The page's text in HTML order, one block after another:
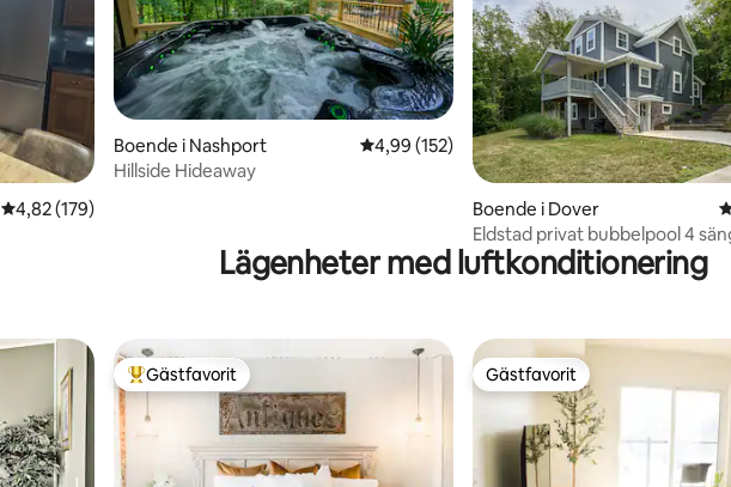
4,82 av 5 i genomsnittligt betyg, 179 omdömen
4,82 (179)
Boende i Nashport 4,99 av 5 i genomsnittligt betyg, 152
4,99 (152)
Hillside Hideaway
Boende i Dover
Eldstad privat bubbelpool 4
Lägenheter med luftkonditionering
Populär gästfavorit
Gästfavorit Gästfavorit
Gästfavorit